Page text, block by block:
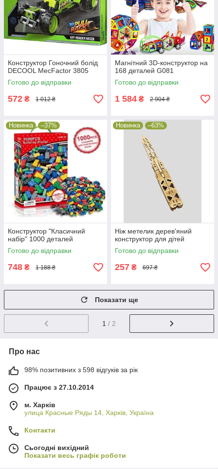
Конструктор Гоночний болід
DECOOL MecFactor 3805
Готово до відправки
572 ₴ 1 012 ₴
Магнітний 3D-конструктор на
168 деталей G081
Готово до відправки
1 584 ₴ 2 904 ₴
Новинка –37%
Конструктор "Класичний
набір" 1000 деталей
Готово до відправки
748 ₴ 1 188 ₴
Новинка –63%
Ніж метелик дерев'яний
конструктор для дітей
Готово до відправки
257 ₴ 697 ₴
Показати ще
1 / 2
Про нас
98% позитивних з 598 відгуків за рік
Працює з 27.10.2014
м. Харків
улица Красные Ряды 14, Харків, Україна
Контакти
Сьогодні вихідний
Показати весь графік роботи